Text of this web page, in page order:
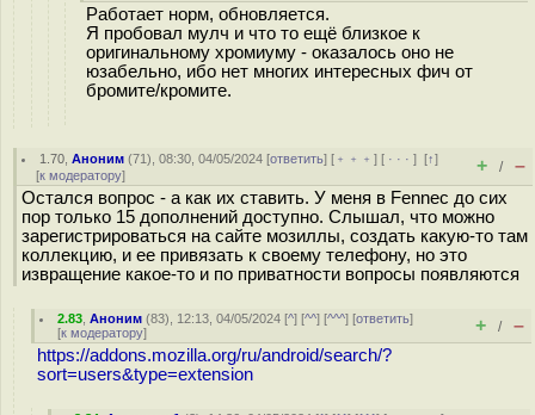
Работает норм, обновляется.
Я пробовал мулч и что то ещё близкое к
оригинальному хромиуму - оказалось оно не
юзабельно, ибо нет многих интересных фич от
бромите/кромите.
1.70 ,Аноним (71), 08:30, 04/05/2024 [ответить] [ ﹢﹢﹢] [ · · ·][↑]
[к модератору] + / –
Остался вопрос - а как их ставить. У меня в Fennec до сих
пор только 15 дополнений доступно. Слышал, что можно
зарегистрироваться на сайте мозиллы, создать какую-то там
коллекцию, и ее привязать к своему телефону, но это
извращение какое-то и по приватности вопросы появляются
2.83 ,Аноним (83), 12:13, 04/05/2024 [^] [^^] [^^^] [ответить]
[к модератору] + / –
https://addons.mozilla.org/ru/android/search/?
sort=users&type=extension